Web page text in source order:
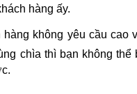
hàng ấy.
không yêu cầu cao
chìa thì bạn không